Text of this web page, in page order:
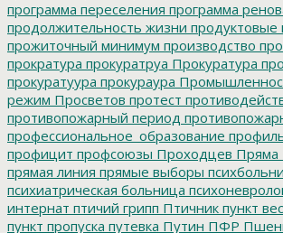
программа переселения программа
продолжительность жизни продуктовые
прожиточный минимум производство
прократура прокуратруа Прокуратура
прокуратуура прокураура
режим Просветов протест
противопожарный период
профессиональное_образование
профицит профсоюзы Проходцев
прямая линия прямые выборы
психиатрическая больница
интернат птичий грипп Птичник пункт
пункт пропуска путевка Путин ПФР